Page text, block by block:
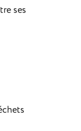
ses